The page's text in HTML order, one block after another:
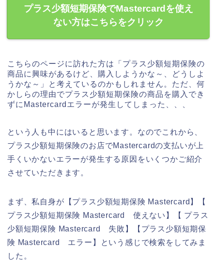
プラス少額短期保険でMastercardを使え
ない方はこちらをクリック
こちらのページに訪れた方は「プラス少額短期保険の
商品に興味があるけど、購入しようかな～、どうしよ
うかな～」と考えているのかもしれません。ただ、何
かしらの理由でプラス少額短期保険の商品を購入でき
ずにMastercardエラーが発生してしまった、、、
という人も中にはいると思います。なのでこれから、
プラス少額短期保険のお店でMastercardの支払いが上
手くいかないエラーが発生する原因をいくつかご紹介
させていただきます。
まず、私自身が【プラス少額短期保険 Mastercard】【
プラス少額短期保険 Mastercard 使えない】【 プラス
少額短期保険 Mastercard 失敗】【プラス少額短期保
険 Mastercard エラー】という感じで検索をしてみま
した。